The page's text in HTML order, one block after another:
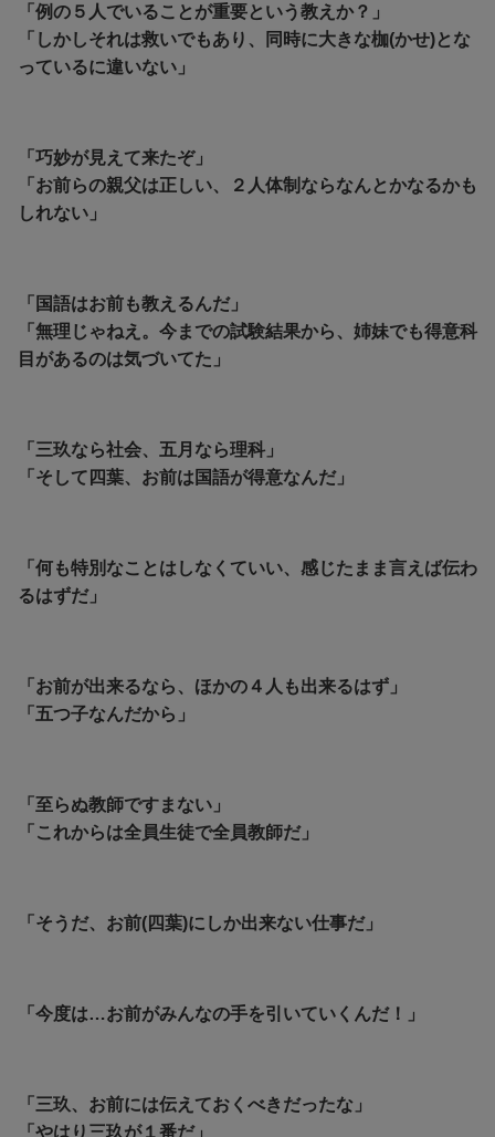
「例の５人でいることが重要という教えか？」
「しかしそれは救いでもあり、同時に大きな枷(かせ)とな
っているに違いない」
「巧妙が見えて来たぞ」
「お前らの親父は正しい、２人体制ならなんとかなるかも
しれない」
「国語はお前も教えるんだ」
「無理じゃねえ。 今までの試験結果から、姉妹でも得意科
目があるのは気づいてた」
「三玖なら社会、五月なら理科」
「そして四葉、お前は国語が得意なんだ」
「何も特別なことはしなくていい、感じたまま言えば伝わ
るはずだ」
「お前が出来るなら、ほかの４人も出来るはず」
「五つ子なんだから」
「至らぬ教師ですまない」
「これからは全員生徒で全員教師だ」
「そうだ、お前(四葉)にしか出来ない仕事だ」
「今度は…お前がみんなの手を引いていくんだ！」
「三玖、お前には伝えておくべきだったな」
「やはり三玖が１番だ」